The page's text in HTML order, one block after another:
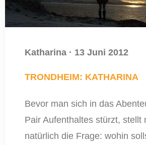
Katharina · 13 Juni 2012
TRONDHEIM: KATHARINA
Bevor man sich in das
Pair Aufenthaltes stürzt, stellt
natürlich die Frage: wohin